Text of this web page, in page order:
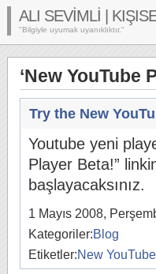
ALI SEVİMLİ |
"Bilgiyle uyumak uyanıklıktır."
‘New YouTube
Try the New
Youtube yeni
Player Beta!”
başlayacaksınız.
1 Mayıs 2008,
Kategoriler:Blog
Etiketler:New